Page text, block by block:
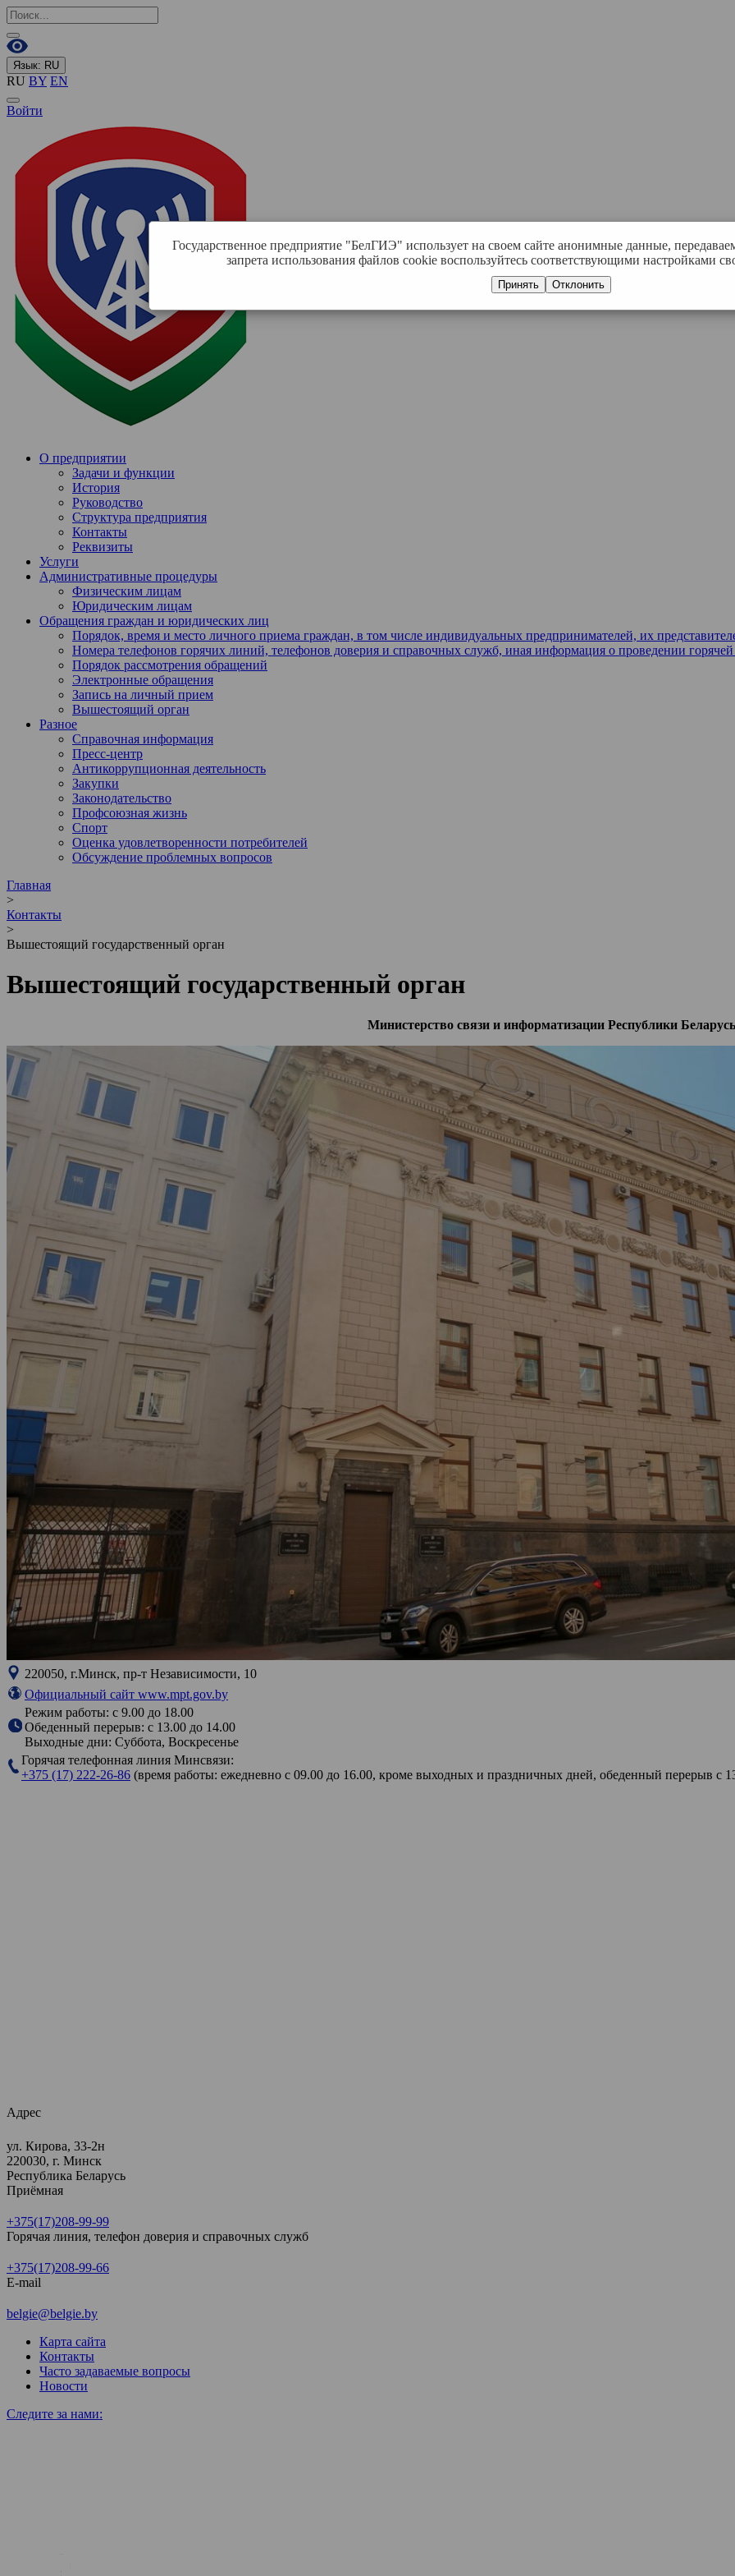
Язык: RU
RU BY EN
Войти
О предприятии
Задачи и функции
История
Руководство
Структура предприятия
Контакты
Реквизиты
Услуги
Административные процедуры
Физическим лицам
Юридическим лицам
Обращения граждан и юридических лиц
Порядок, время и место личного приема граждан, в том числе индивидуальных предпринимателей, их
Номера телефонов горячих линий, телефонов доверия и справочных служб, иная информация о проведении
Порядок рассмотрения обращений
Электронные обращения
Запись на личный прием
Вышестоящий орган
Разное
Справочная информация
Пресс-центр
Антикоррупционная деятельность
Закупки
Законодательство
Профсоюзная жизнь
Спорт
Оценка удовлетворенности потребителей
Обсуждение проблемных вопросов
Главная
>
Контакты
>
Вышестоящий государственный орган
Вышестоящий государственный орган
Министерство связи и информатизации Республики Беларусь
220050, г.Минск, пр-т Независимости, 10
Официальный сайт www.mpt.gov.by
Режим работы: с 9.00 до 18.00
Обеденный перерыв: с 13.00 до 14.00
Выходные дни: Суббота, Воскресенье
Горячая телефонная линия Минсвязи:
+375 (17) 222-26-86 (время работы: ежедневно с 09.00 до 16.00, кроме выходных и праздничных дней, обеденный перерыв с
Адрес
ул. Кирова, 33-2н
220030, г. Минск
Республика Беларусь
Приёмная
+375(17)208-99-99
Горячая линия, телефон доверия и справочных служб
+375(17)208-99-66
E-mail
belgie@belgie.by
Карта сайта
Контакты
Часто задаваемые вопросы
Новости
Следите за нами:
Государственное предприятие "БелГИЭ" использует на своем сайте анонимные данные,
запрета использования файлов cookie воспользуйтесь соответствующими настройками
Принять Отклонить